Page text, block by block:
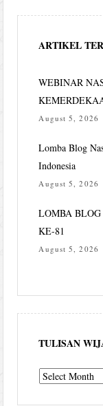
ARTIKEL
WEBINAR
August 5, 2026
Lomba Blog
Indonesia
August 5, 2026
LOMBA
KE-81
August 5, 2026
TULISAN
Tulisan